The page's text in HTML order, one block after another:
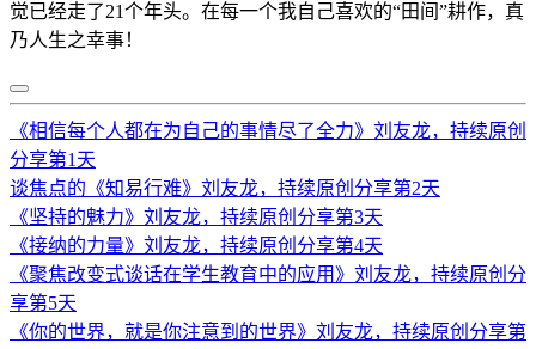
觉已经走了21个年头。在每一个我自己喜欢的“田间”耕作，真
乃人生之幸事！
《相信每个人都在为自己的事情尽了全力》刘友龙，持续原创
分享第1天
谈焦点的《知易行难》刘友龙，持续原创分享第2天
《坚持的魅力》刘友龙，持续原创分享第3天
《接纳的力量》刘友龙，持续原创分享第4天
《聚焦改变式谈话在学生教育中的应用》刘友龙，持续原创分
享第5天
《你的世界，就是你注意到的世界》刘友龙，持续原创分享第